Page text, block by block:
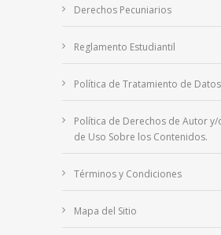
Derechos Pecuniarios
Reglamento Estudiantil
Política de Tratamiento de
Política de Derechos de Autor
de Uso Sobre los Contenidos.
Términos y Condiciones
Mapa del Sitio